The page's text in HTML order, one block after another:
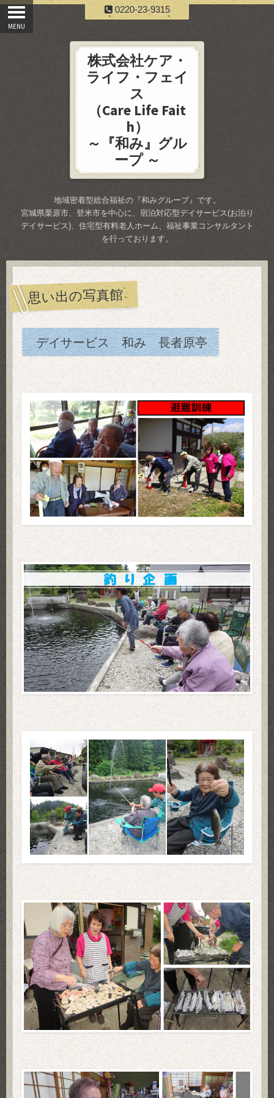
0220-23-9315
株式会社ケア・
ライフ・フェイ
ス
（Care Life Fait
h）
～『和み』グル
ープ ～
地域密着型総合福祉の『和みグループ』です。
宮城県栗原市、登米市を中心に、宿泊対応型デイサービス(お泊り
デイサービス)、住宅型有料老人ホーム、福祉事業コンサルタント
を行っております。
思い出の写真館
デイサービス 和み 長者原亭